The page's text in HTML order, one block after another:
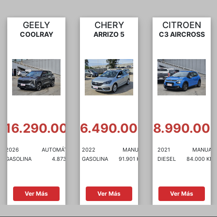
CHERY
ARRIZO 5
2022
GASOLINA
MANUAL
91.901 KM
Ver Más
CITROEN
C3 AIRCROSS
$8.990.000
2021
DIESEL
MANUAL
84.000 KM
Ver Más
JETOUR
X70
2024
GASOLINA
85.000
Ver Más